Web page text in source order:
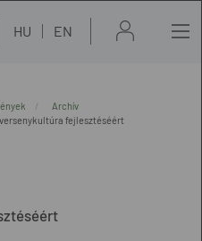
HU EN
Archív
versenykultúra fejlesztéséért